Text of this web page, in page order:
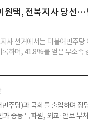
원택, 전북지사 당선
사 선거에서는 더불어민주
록하며, 41.8%를 얻은 무소속
주당)과 국회를 출입하며 정
중동 특파원, 외교·안보 부